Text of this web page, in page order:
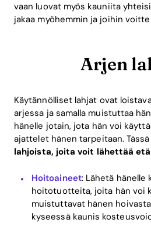
vaan luovat myös kauniita
jakaa myöhemmin ja joihin
Arjen
Käytännölliset lahjat ovat
arjessa ja samalla muistuttaa
hänelle jotain, jota hän voi
ajattelet hänen tarpeitaan.
lahjoista, joita voit lähettää
Hoitoaineet: Lähetä hänelle
hoitotuotteita, joita hän voi
muistuttavat hänen
kyseessä kaunis